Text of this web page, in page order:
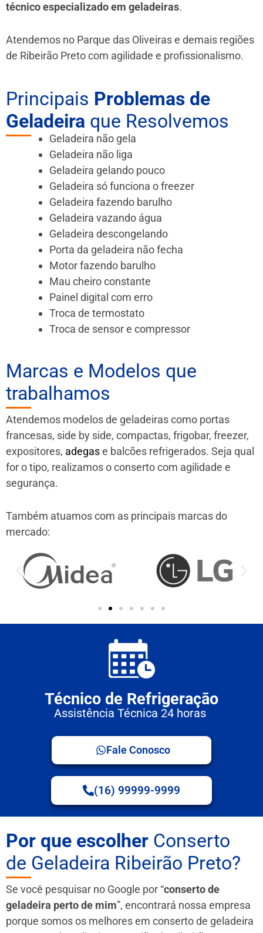
técnico especializado em geladeiras.
Atendemos no Parque das Oliveiras e demais regiões
de Ribeirão Pretocom agilidade e profissionalismo.
Principais Problemas de
Geladeira que Resolvemos
Geladeira não gela
Geladeira não liga
Geladeira gelando pouco
Geladeira só funciona o freezer
Geladeira fazendo barulho
Geladeira vazando água
Geladeira descongelando
Porta da geladeira não fecha
Motor fazendo barulho
Mau cheiro constante
Painel digital com erro
Troca de termostato
Troca de sensor e compressor
Marcas e Modelos que
trabalhamos
Atendemos modelos de geladeiras como portas
francesas, side by side, compactas, frigobar, freezer,
expositores, adegase balcões refrigerados. Seja qual
for o tipo, realizamos o conserto com agilidade e
segurança.
Também atuamos com as principais marcas do
mercado:
Técnico de Refrigeração
Assistência Técnica 24 horas
Fale Conosco
(16) 99999-9999
Por que escolher Conserto
de Geladeira Ribeirão Preto?
Se você pesquisar no Google por “conserto de
geladeira perto de mim”, encontrará nossa empresa
porque somos os melhores em conserto de geladeira